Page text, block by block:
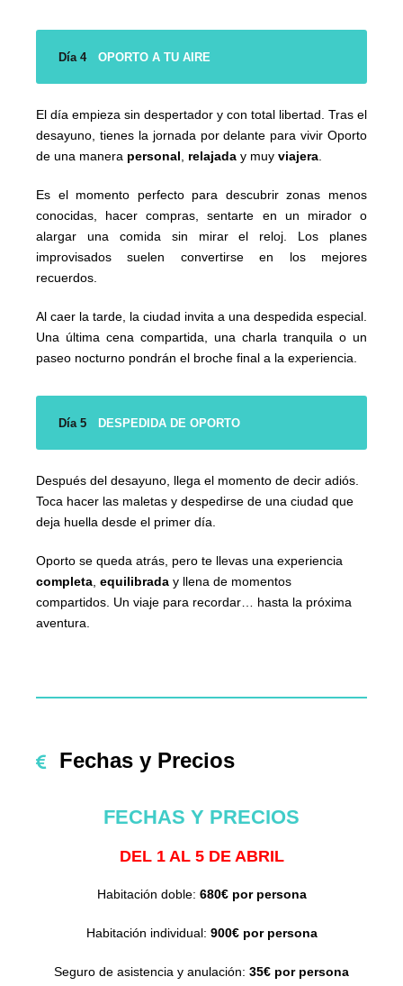
Día 4 OPORTO A TU AIRE
El día empieza sin despertador y con total libertad. Tras el
desayuno, tienes la jornada por delante para vivir Oporto
de una manera personal relajada y muy viajera
Es el momento perfecto para descubrir zonas menos
conocidas, hacer compras, sentarte en un mirador o
alargar una comida sin mirar el reloj. Los planes
improvisados suelen convertirse en los mejores
recuerdos.
Al caer la tarde, la ciudad invita a una despedida especial.
Una última cena compartida, una charla tranquila o un
paseo nocturno pondrán el broche final a la experiencia.
Día 5 DESPEDIDA DE OPORTO
Después del desayuno, llega el momento de decir adiós.
Toca hacer las maletas y despedirse de una ciudad que
deja huella desde el primer día.
Oporto se queda atrás, pero te llevas una experiencia
completa equilibrada y llena de momentos
compartidos. Un viaje para recordar… hasta la próxima
aventura.
Fechas y Precios
FECHAS Y PRECIOS
DEL 1 AL 5 DE ABRIL
Habitación doble: 680€ por persona
Habitación individual: 900€ por persona
Seguro de asistencia y anulación: 35€ por persona